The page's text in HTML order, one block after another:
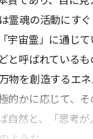
霊魂の活動にすぐ
宇宙霊」に通じて
と呼ばれているも
物を創造するエ
的かに応じて、そ
自然と、「思考が